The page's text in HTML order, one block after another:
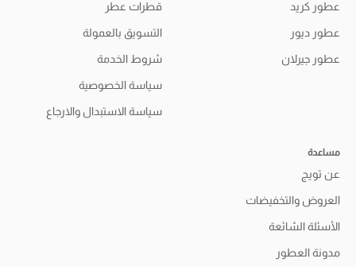
عطور كريد
عطور ديور
عطور جيرلان
قطرات عطر
التسويق بالعمولة
شروط الخدمة
سياسة الخصوصية
سياسة الاستبدال والارجاع
مساعدة
عن تويج
العروض والتخفيضات
الأسئلة الشائعة
مدونة العطور